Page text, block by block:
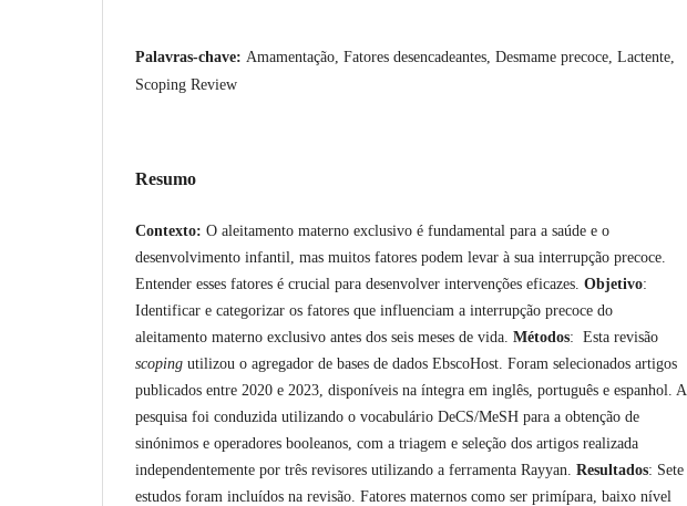
Palavras-chave: Amamentação, Fatores desencadeantes, Desmame precoce, Lactente,
Scoping Review
Resumo
Contexto: O aleitamento materno exclusivo é fundamental para a saúde e o
desenvolvimento infantil, mas muitos fatores podem levar à sua interrupção precoce.
Entender esses fatores é crucial para desenvolver intervenções eficazes. Objetivo:
Identificar e categorizar os fatores que influenciam a interrupção precoce do
aleitamento materno exclusivo antes dos seis meses de vida. Métodos: Esta revisão
scoping utilizou o agregador de bases de dados EbscoHost. Foram selecionados artigos
publicados entre 2020 e 2023, disponíveis na íntegra em inglês, português e espanhol. A
pesquisa foi conduzida utilizando o vocabulário DeCS/MeSH para a obtenção de
sinónimos e operadores booleanos, com a triagem e seleção dos artigos realizada
independentemente por três revisores utilizando a ferramenta Rayyan. Resultados: Sete
estudos foram incluídos na revisão. Fatores maternos como ser primípara, baixo nível